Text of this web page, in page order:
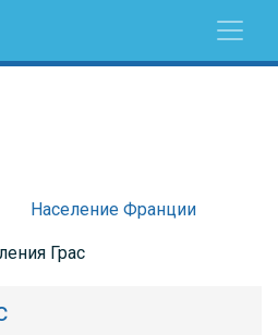
Население Франции
Грас